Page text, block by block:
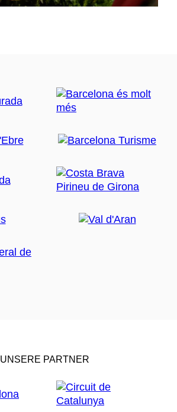
UNSERE PARTNER